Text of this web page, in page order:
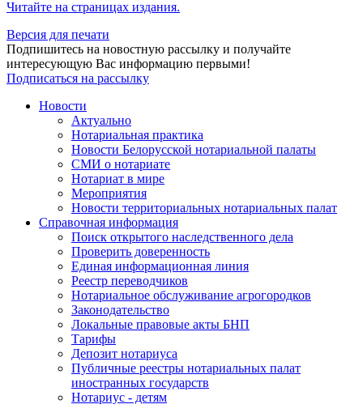
Читайте на страницах издания.
Версия для печати
Подпишитесь на новостную рассылку и получайте
интересующую Вас информацию первыми!
Подписаться на рассылку
Новости
Актуально
Нотариальная практика
Новости Белорусской нотариальной палаты
СМИ о нотариате
Нотариат в мире
Мероприятия
Новости территориальных нотариальных палат
Справочная информация
Поиск открытого наследственного дела
Проверить доверенность
Единая информационная линия
Реестр переводчиков
Нотариальное обслуживание агрогородков
Законодательство
Локальные правовые акты БНП
Тарифы
Депозит нотариуса
Публичные реестры нотариальных палат
иностранных государств
Нотариус - детям